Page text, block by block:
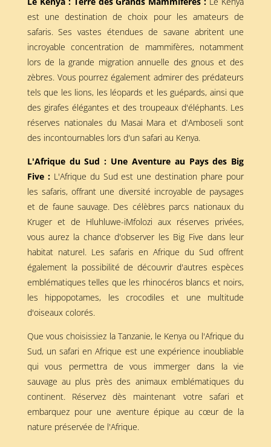
est une destination de choix pour les amateurs de
safaris. Ses vastes étendues de savane abritent une
incroyable concentration de mammifères, notamment
lors de la grande migration annuelle des gnous et des
zèbres. Vous pourrez également admirer des prédateurs
tels que les lions, les léopards et les guépards, ainsi que
des girafes élégantes et des troupeaux d'éléphants. Les
réserves nationales du Masai Mara et d'Amboseli sont
des incontournables lors d'un safari au Kenya.
L'Afrique du Sud : Une Aventure au Pays des Big
Five :L'Afrique du Sud est une destination phare pour
les safaris, offrant une diversité incroyable de paysages
et de faune sauvage. Des célèbres parcs nationaux du
Kruger et de Hluhluwe-iMfolozi aux réserves privées,
vous aurez la chance d'observer les Big Five dans leur
habitat naturel. Les safaris en Afrique du Sud offrent
également la possibilité de découvrir d'autres espèces
emblématiques telles que les rhinocéros blancs et noirs,
les hippopotames, les crocodiles et une multitude
d'oiseaux colorés.
Que vous choisissiez la Tanzanie, le Kenya ou l'Afrique du
Sud, un safari en Afrique est une expérience inoubliable
qui vous permettra de vous immerger dans la vie
sauvage au plus près des animaux emblématiques du
continent. Réservez dès maintenant votre safari et
embarquez pour une aventure épique au cœur de la
nature préservée de l'Afrique.